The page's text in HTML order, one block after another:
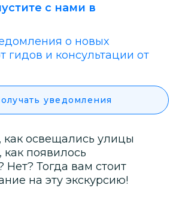
с нами в
о новых
гидов и консультации от
уведомления
как освещались улицы
как появилось
Нет? Тогда вам стоит
на эту экскурсию!